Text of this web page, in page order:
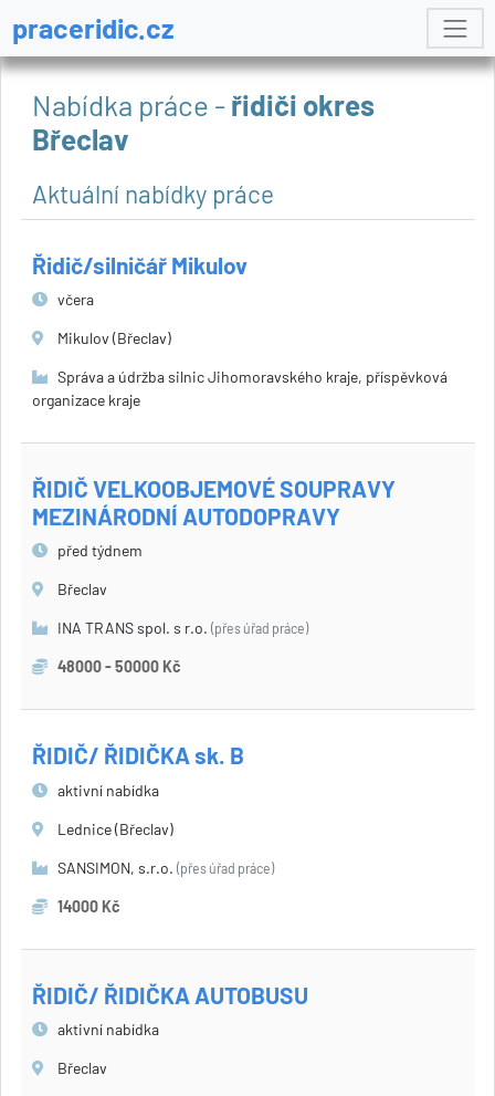
praceridic.cz
Nabídka práce -řidiči okres
Břeclav
Aktuální nabídky práce
Řidič/silničář Mikulov
včera
Mikulov (Břeclav)
Správa a údržba silnic Jihomoravského kraje, příspěvková
organizace kraje
ŘIDIČ VELKOOBJEMOVÉ SOUPRAVY
MEZINÁRODNÍ AUTODOPRAVY
před týdnem
Břeclav
INA TRANS spol. s r.o. (přes úřad práce)
48000 - 50000 Kč
ŘIDIČ/ ŘIDIČKA sk. B
aktivní nabídka
Lednice (Břeclav)
SANSIMON, s.r.o. (přes úřad práce)
14000 Kč
ŘIDIČ/ ŘIDIČKA AUTOBUSU
aktivní nabídka
Břeclav